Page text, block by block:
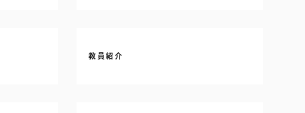
教員紹介